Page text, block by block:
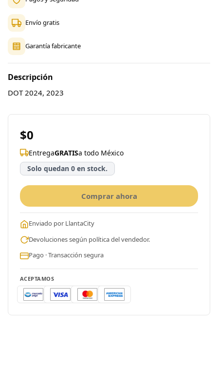
Envío gratis
Garantía fabricante
Descripción
DOT 2024, 2023
$0
EntregaGRATISa todo México
Solo quedan 0 en stock.
Comprar ahora
Enviado por LlantaCity
Devoluciones según política del vendedor.
Pago · Transacción segura
ACEPTAMOS